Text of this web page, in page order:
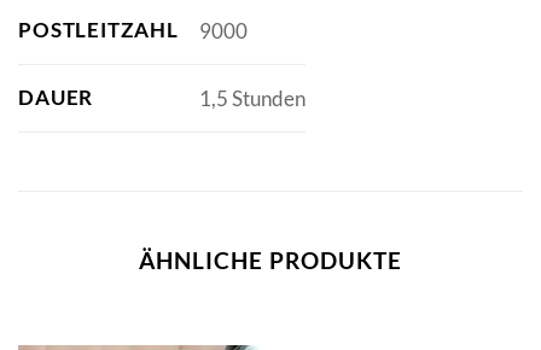
POSTLEITZAHL 9000
DAUER 1,5 Stunden
ÄHNLICHE PRODUKTE